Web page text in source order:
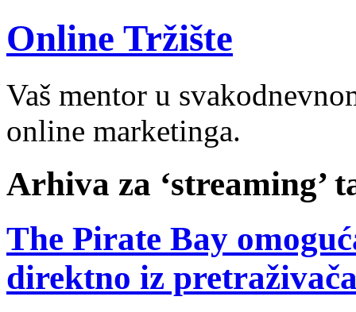
Online Tržište
Vaš mentor u
online marketinga.
Arhiva za ‘streaming’
The Pirate Bay
direktno iz